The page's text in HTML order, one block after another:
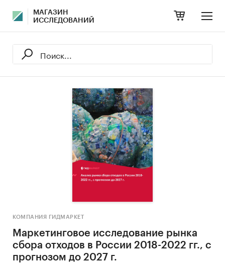
МАГАЗИН
ИССЛЕДОВАНИЙ
КОМПАНИЯ ГИДМАРКЕТ
Маркетинговое исследование рынка
сбора отходов в России 2018-2022 гг., с
прогнозом до 2027 г.